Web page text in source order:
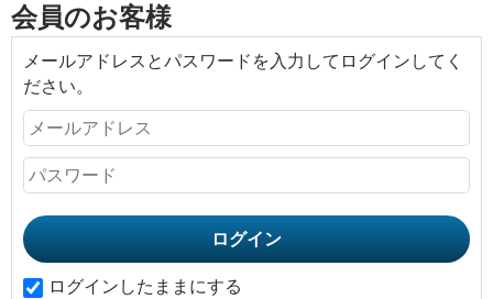
会員のお客様
メールアドレスとパスワードを入力してログインしてく
ださい。
ログインしたままにする